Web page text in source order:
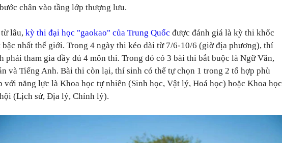
chân vào tầng lớp thượng lưu.
lâu, kỳ thi đại học "gaokao" của Trung Quốc được đánh giá là kỳ thi khốc
nhất thế giới. Trong 4 ngày thi kéo dài từ 7/6-10/6 (giờ địa phương), thí
phải tham gia đầy đủ 4 môn thi. Trong đó có 3 bài thi bắt buộc là Ngữ Văn,
và Tiếng Anh. Bài thi còn lại, thí sinh có thể tự chọn 1 trong 2 tổ hợp phù
với năng lực là Khoa học tự nhiên (Sinh học, Vật lý, Hoá học) hoặc Khoa học
(Lịch sử, Địa lý, Chính lý).